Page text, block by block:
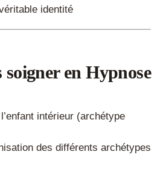
identité
en Hypnose
intérieur (archétype
des différents archétypes